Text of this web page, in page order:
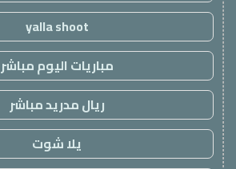
yalla shoot
مباريات اليوم مباشر
ريال مدريد مباشر
يلا شوت